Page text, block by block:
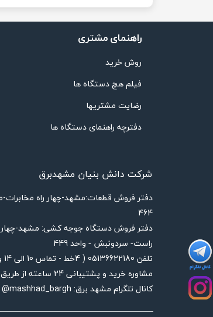
شرکت دانش بنیان مشهدبرق
​دفتر فروش قطعات:مشهد-چهار راه
464
دفتر فروش دستگاه جوجه کشی: مشهد-چهار
راست- سردونبش - واحد449
تلفن 05136622180 ( 4خط - تماس 10 الی 14 و 16 الی 20) و 09156851224 و 09332222814
مشاوره خرید و پشتیبانی 24 ساعته از طریق واتساپ و تلگرام با شماره های 09156851224 و 09923887708
کانال تلگرام مشهد برق: mashhad_bargh@
راهنمای مشتری
روش خرید
فیلم هچ دستگاه ها
رضایت مشتریها
دفترچه راهنمای دستگاه ها